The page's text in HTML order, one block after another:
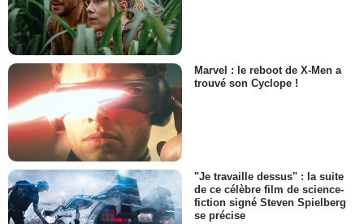
Marvel : le reboot de X-Men a
trouvé son Cyclope !
"Je travaille dessus" : la suite
de ce célèbre film de science-
fiction signé Steven Spielberg
se précise